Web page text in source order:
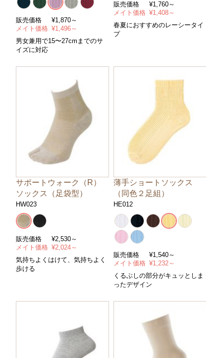
販売価格 ¥1,870～
メイト価格 ¥1,496～
男女兼用で15〜27cmまでのサ
イズに対応
販売価格 ¥1,760～
メイト価格 ¥1,408～
春夏におすすめのレーシータイ
プ
サポートウォーク（R）
ソックス（足袋型）
HW023
販売価格 ¥2,530～
メイト価格 ¥2,024～
気持ちよくはけて、気持ちよく
歩ける
薄手ショートソックス
（同色２足組）
HE012
販売価格 ¥1,540～
メイト価格 ¥1,232～
くるぶしの部分がキュッとしま
ったデザイン